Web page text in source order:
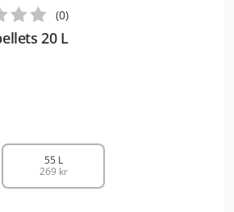
20 L
(0)
55 L
269 kr